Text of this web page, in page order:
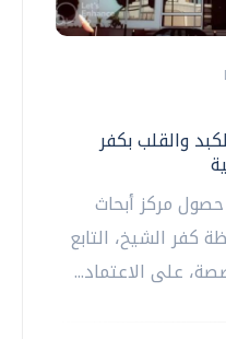
والقلب بكفر
مركز أبحاث
كفر الشيخ، التابع
على الاعتماد...